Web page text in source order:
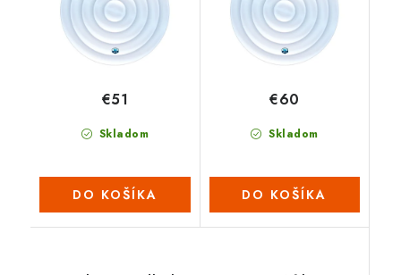
Skladom
€51
DO KOŠÍKA
Skladom
€60
DO KOŠÍKA